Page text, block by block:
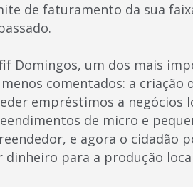
de faturamento da sua
Domingos, um dos mais
comentados: a criação
empréstimos a negócios
de micro e
e agora o cidadão
para a produção